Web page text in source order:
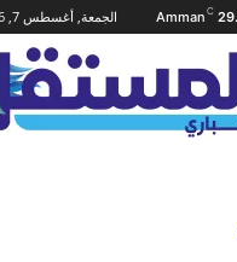
C
Amman الجمعة, أغسطس 7, 2026